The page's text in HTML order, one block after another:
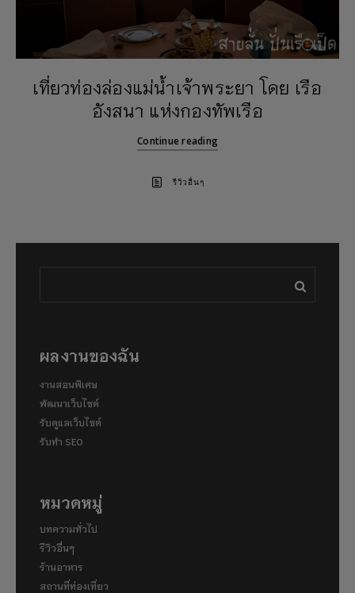
เที่ยวท่องล่องแม่น้ำเจ้าพระยา โดย เรือ
อังสนา แห่งกองทัพเรือ
Continue reading
รีวิวอื่นๆ
ผลงานของฉัน
งานสอนพิเศษ
พัฒนาเว็บไซต์
รับดูแลเว็บไซต์
รับทำ SEO
หมวดหมู่
บทความทั่วไป
รีวิวอื่นๆ
ร้านอาหาร
สถานที่ท่องเที่ยว